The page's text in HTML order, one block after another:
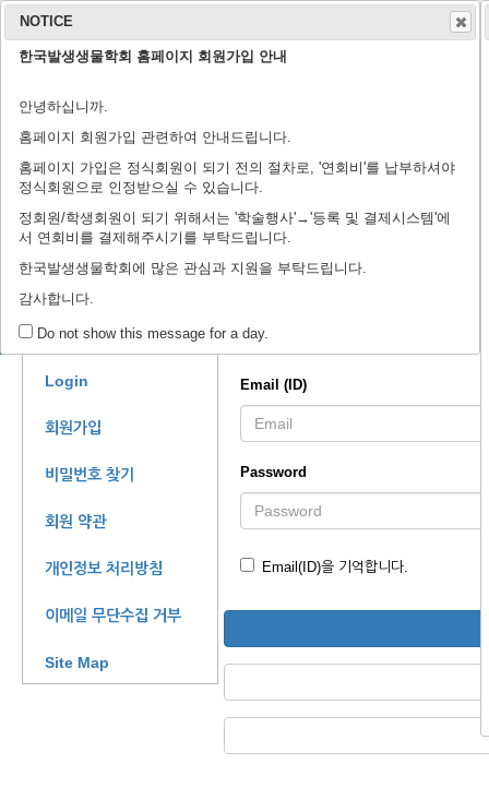
회장 인사말
학회 연혁
학회 회칙
연구윤리규정
임원 명단 학술지 홈페이지
편집위원회
출판 윤리 규정
제44회 정기학술대회에
Member
Login
회원가입
비밀번호 찾기
회원 약관
개인정보 처리방침
이메일 무단수집 거부
Site Map
Log in
Email (ID)
Password
Email(ID)을 기억합니다.
NOTICE
한국발생생물학회 홈페이지 회원가입 안내
안녕하십니까.
홈페이지 회원가입 관련하여 안내드립니다.
홈페이지 가입은 정식회원이 되기 전의 절차로, '연회비'를 납부하셔야
정식회원으로 인정받으실 수 있습니다.
정회원/학생회원이 되기 위해서는 '학술행사'→'등록 및 결제시스템'에
서 연회비를 결제해주시기를 부탁드립니다.
한국발생생물학회에 많은 관심과 지원을 부탁드립니다.
감사합니다.
Do not show this message for a day.